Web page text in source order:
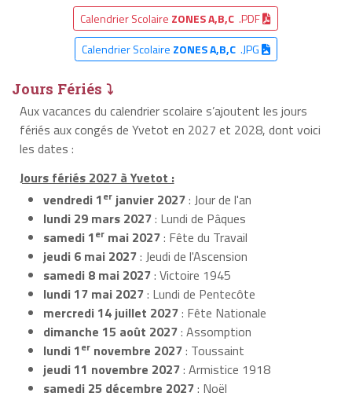
Calendrier Scolaire ZONES A,B,C .PDF
Calendrier Scolaire ZONES A,B,C.JPG
Jours Fériés ⤵
Aux vacances du calendrier scolaire s’ajoutent les jours
fériés aux congés de Yvetot en 2027 et 2028, dont voici
les dates :
Jours fériés 2027 à Yvetot :
vendredi 1er janvier 2027: Jour de l'an
lundi 29 mars 2027: Lundi de Pâques
samedi 1er mai 2027: Fête du Travail
jeudi 6 mai 2027: Jeudi de l'Ascension
samedi 8 mai 2027: Victoire 1945
lundi 17 mai 2027: Lundi de Pentecôte
mercredi 14 juillet 2027: Fête Nationale
dimanche 15 août 2027: Assomption
lundi 1er novembre 2027: Toussaint
jeudi 11 novembre 2027: Armistice 1918
samedi 25 décembre 2027: Noël